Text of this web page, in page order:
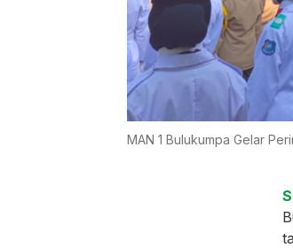
MAN 1 Bulukumpa Gelar